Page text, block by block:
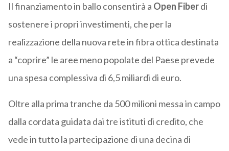
Il finanziamento in ballo consentirà a Open Fiberdi
sostenere i propri investimenti, che per la
realizzazione della nuova rete in fibra ottica destinata
a “coprire” le aree meno popolate del Paese prevede
una spesa complessiva di 6,5 miliardi di euro.
Oltre alla prima tranche da 500 milioni messa in campo
dalla cordata guidata dai tre istituti di credito, che
vede in tutto la partecipazione di una decina di